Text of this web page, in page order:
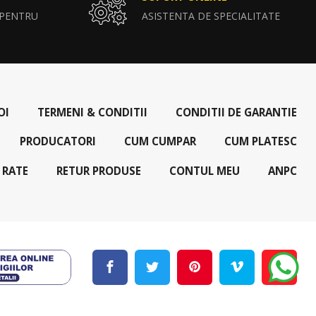
ASISTENTA DE SPECIALITATE
TERMENI & CONDITII CONDITII DE GARANTIE
PRODUCATORI CUM CUMPAR CUM PLATESC
RETUR PRODUSE CONTUL MEU ANPC